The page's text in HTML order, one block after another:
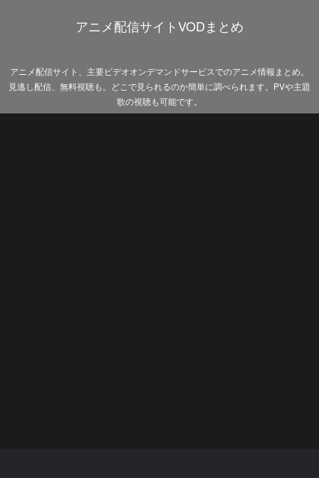
アニメ配信サイトVODまとめ
アニメ配信サイト、主要ビデオオンデマンドサービスでのアニメ情報まとめ。
見逃し配信、無料視聴も。どこで見られるのか簡単に調べられます。PVや主題
歌の視聴も可能です。